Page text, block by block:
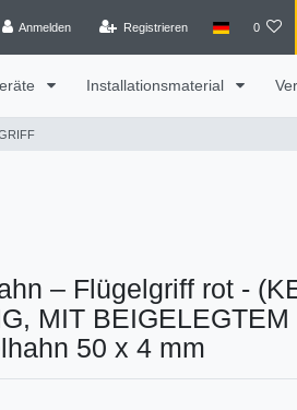
Anmelden Registrieren 0
Installationsmaterial
– Flügelgriff rot -
MIT BEIGELEGTEM
50 x 4 mm